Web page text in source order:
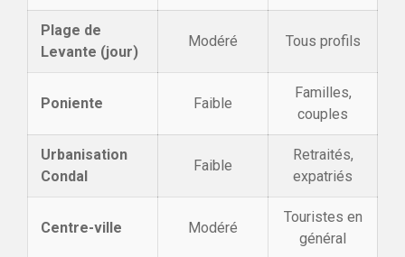
Plage de
Levante (jour)
Modéré Tous profils
Poniente Faible
Familles,
couples
Urbanisation
Condal
Faible
Retraités,
expatriés
Centre-ville Modéré
Touristes en
général